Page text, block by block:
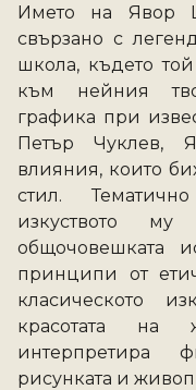
Името на Явор
свързано с
школа, където
към нейния
графика при
Петър Чуклев,
влияния, които
стил.
изкуството
общочовешката
принципи от
класическото
красотата
интерпретира
рисунката и